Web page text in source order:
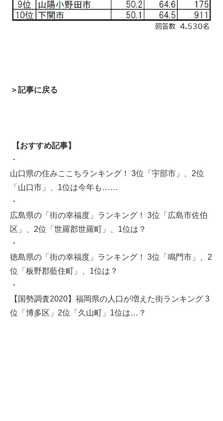
＞記事に戻る
【おすすめ記事】
・
山口県の住みここちランキング！ 3位「宇部市」、2位
「山口市」、1位は今年も……
・
広島県の「街の幸福度」ランキング！ 3位「広島市佐伯
区」、2位「世羅郡世羅町」、1位は？
・
徳島県の「街の幸福度」ランキング！ 3位「鳴門市」、2
位「板野郡藍住町」、1位は？
・
【国勢調査2020】福岡県の人口が増えた街ランキング 3
位「博多区」2位「久山町」1位は…？